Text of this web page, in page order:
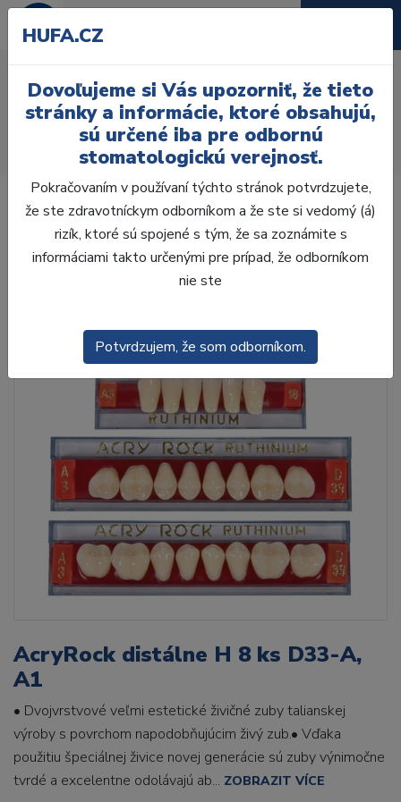
D33-A, A1
Zuby
AcryRock
AcryRock distálne H 8 ks D33-A, A1
AcryRock distálne H 8 ks D33-A,
A1
• Dvojvrstvové veľmi estetické živičné zuby talianskej
výroby s povrchom napodobňujúcim živý zub.• Vďaka
použitiu špeciálnej živice novej generácie sú zuby výnimočne
tvrdé a excelentne odolávajú ab... ZOBRAZIT VÍCE
HUFA.CZ
Dovoľujeme si Vás upozorniť, že tieto
stránky a informácie, ktoré obsahujú,
sú určené iba pre odbornú
stomatologickú verejnosť.
Pokračovaním v používaní týchto stránok potvrdzujete,
že ste zdravotníckym odborníkom a že ste si vedomý (á)
rizík, ktoré sú spojené s tým, že sa zoznámite s
informáciami takto určenými pre prípad, že odborníkom
nie ste
Potvrdzujem, že som odborníkom.